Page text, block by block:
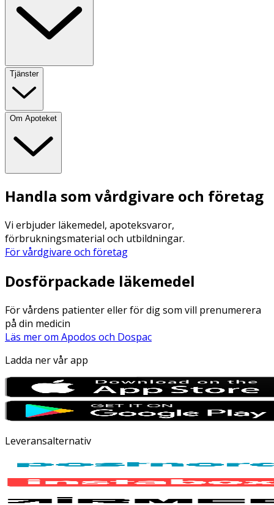
Tjänster
Om Apoteket
Handla som vårdgivare och företag
Vi erbjuder läkemedel, apoteksvaror,
förbrukningsmaterial och utbildningar.
För vårdgivare och företag
Dosförpackade läkemedel
För vårdens patienter eller för dig som vill prenumerera
på din medicin
Läs mer om Apodos och Dospac
Ladda ner vår app
Leveransalternativ